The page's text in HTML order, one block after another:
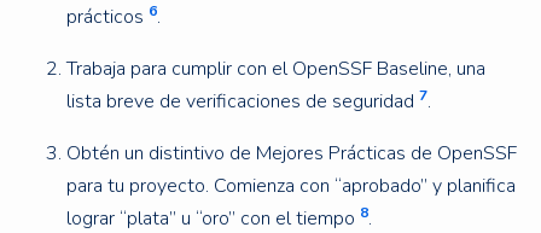
prácticos 6.
Trabaja para cumplir con el OpenSSF Baseline, una
lista breve de verificaciones de seguridad 7.
Obtén un distintivo de Mejores Prácticas de OpenSSF
para tu proyecto. Comienza con “aprobado” y planifica
lograr “plata” u “oro” con el tiempo 8.